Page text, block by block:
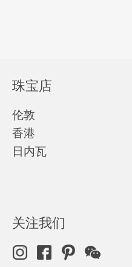
珠宝店
伦敦
香港
日内瓦
关注我们